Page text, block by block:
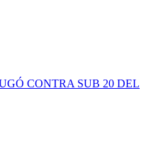
CONTRA SUB 20 DEL